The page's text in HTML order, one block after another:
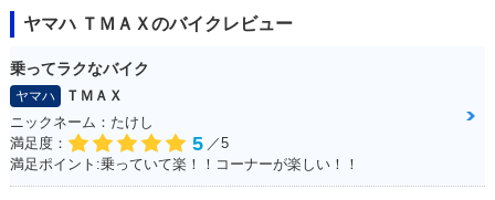
ヤマハ ＴＭＡＸのバイクレビュー
乗ってラクなバイク
ヤマハ
ＴＭＡＸ
ニックネーム：たけし
満足度：
5 ／5
満足ポイント:乗っていて楽！！コーナーが楽しい！！